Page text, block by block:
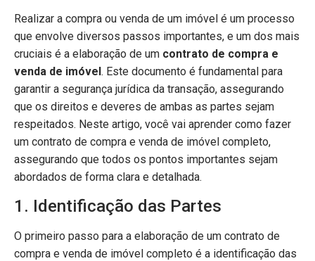
Realizar a compra ou venda de um imóvel é um processo
que envolve diversos passos importantes, e um dos mais
cruciais é a elaboração de um contrato de compra e
venda de imóvel . Este documento é fundamental para
garantir a segurança jurídica da transação, assegurando
que os direitos e deveres de ambas as partes sejam
respeitados. Neste artigo, você vai aprender como fazer
um contrato de compra e venda de imóvel completo,
assegurando que todos os pontos importantes sejam
abordados de forma clara e detalhada.
1. Identificação das Partes
O primeiro passo para a elaboração de um contrato de
compra e venda de imóvel completo é a identificação das